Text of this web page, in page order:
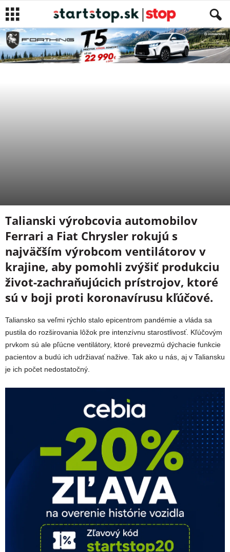
Talianski výrobcovia automobilov
Ferrari a Fiat Chrysler rokujú s
najväčším výrobcom ventilátorov v
krajine, aby pomohli zvýšiť produkciu
život-zachraňujúcich prístrojov, ktoré
sú v boji proti koronavírusu kľúčové.
Taliansko sa veľmi rýchlo stalo epicentrom pandémie a vláda sa
pustila do rozširovania lôžok pre intenzívnu starostlivosť. Kľúčovým
prvkom sú ale pľúcne ventilátory, ktoré prevezmú dýchacie funkcie
pacientov a budú ich udržiavať nažive. Tak ako u nás, aj v Taliansku
je ich počet nedostatočný.